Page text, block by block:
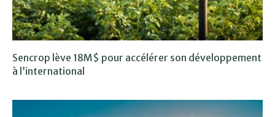
Sencrop lève 18M$ pour accélérer son développement
à l’international